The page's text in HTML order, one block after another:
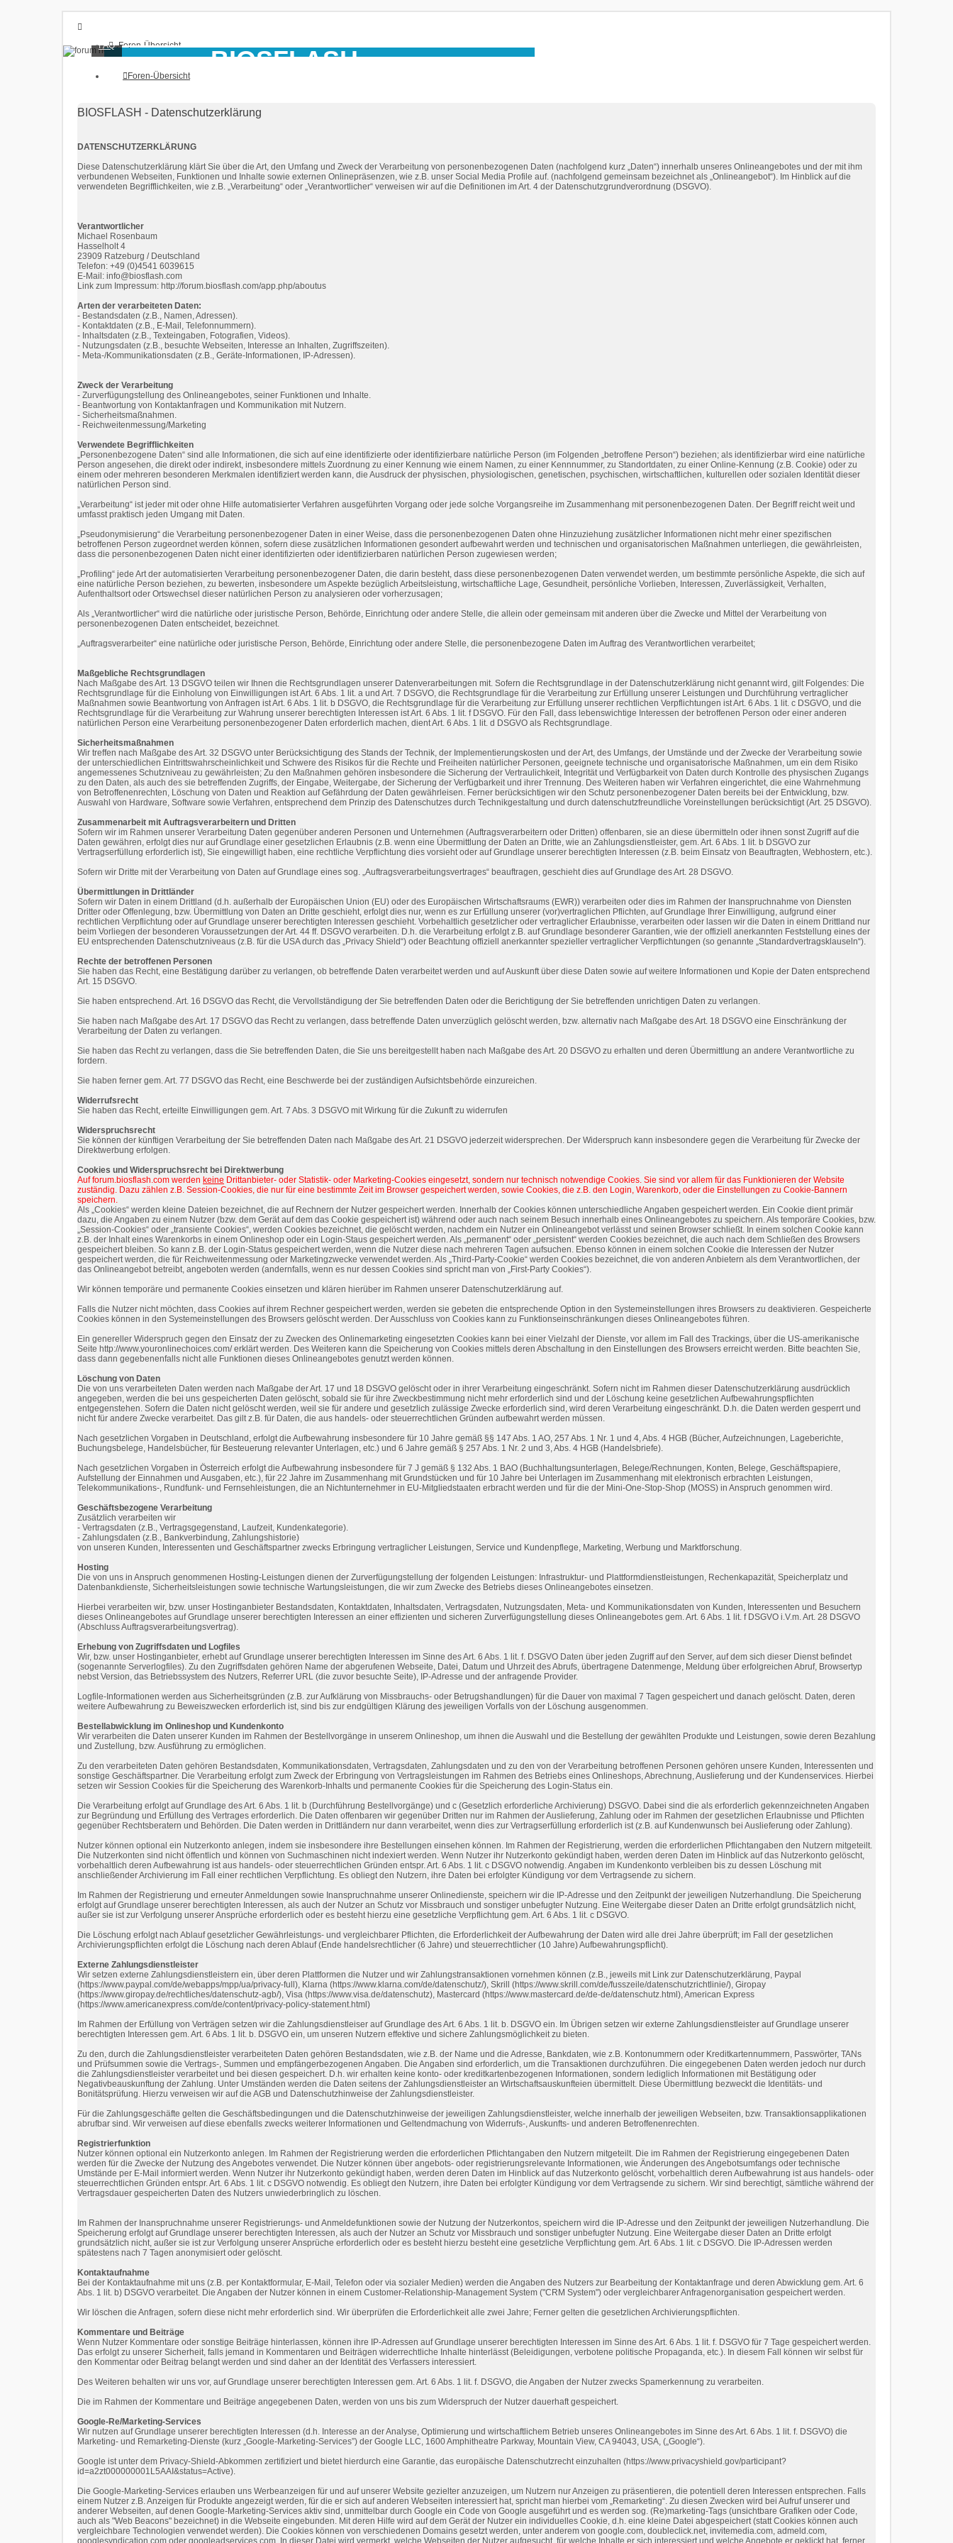
Foren-Übersicht
FAQ
Anmelden
BIOSFLASH
FAQ
Foren-Übersicht
BIOSFLASH - Datenschutzerklärung
DATENSCHUTZERKLÄRUNG
Diese Datenschutzerklärung klärt Sie über die Art, den Umfang und Zweck der Verarbeitung von personenbezogenen Daten (nachfolgend kurz „Daten“) innerhalb unseres Onlineangebotes und der mit ihm
verbundenen Webseiten, Funktionen und Inhalte sowie externen Onlinepräsenzen, wie z.B. unser Social Media Profile auf. (nachfolgend gemeinsam bezeichnet als „Onlineangebot“). Im Hinblick auf die
verwendeten Begrifflichkeiten, wie z.B. „Verarbeitung“ oder „Verantwortlicher“ verweisen wir auf die Definitionen im Art. 4 der Datenschutzgrundverordnung (DSGVO).
Verantwortlicher
Michael Rosenbaum
Hasselholt 4
23909 Ratzeburg / Deutschland
Telefon: +49 (0)4541 6039615
E-Mail: info@biosflash.com
Link zum Impressum: http://forum.biosflash.com/app.php/aboutus
Arten der verarbeiteten Daten:
- Bestandsdaten (z.B., Namen, Adressen).
- Kontaktdaten (z.B., E-Mail, Telefonnummern).
- Inhaltsdaten (z.B., Texteingaben, Fotografien, Videos).
- Nutzungsdaten (z.B., besuchte Webseiten, Interesse an Inhalten, Zugriffszeiten).
- Meta-/Kommunikationsdaten (z.B., Geräte-Informationen, IP-Adressen).
Zweck der Verarbeitung
- Zurverfügungstellung des Onlineangebotes, seiner Funktionen und Inhalte.
- Beantwortung von Kontaktanfragen und Kommunikation mit Nutzern.
- Sicherheitsmaßnahmen.
- Reichweitenmessung/Marketing
Verwendete Begrifflichkeiten
„Personenbezogene Daten“ sind alle Informationen, die sich auf eine identifizierte oder identifizierbare natürliche Person (im Folgenden „betroffene Person“) beziehen; als identifizierbar wird eine natürliche
Person angesehen, die direkt oder indirekt, insbesondere mittels Zuordnung zu einer Kennung wie einem Namen, zu einer Kennnummer, zu Standortdaten, zu einer Online-Kennung (z.B. Cookie) oder zu
einem oder mehreren besonderen Merkmalen identifiziert werden kann, die Ausdruck der physischen, physiologischen, genetischen, psychischen, wirtschaftlichen, kulturellen oder sozialen Identität dieser
natürlichen Person sind.
„Verarbeitung“ ist jeder mit oder ohne Hilfe automatisierter Verfahren ausgeführten Vorgang oder jede solche Vorgangsreihe im Zusammenhang mit personenbezogenen Daten. Der Begriff reicht weit und
umfasst praktisch jeden Umgang mit Daten.
„Pseudonymisierung“ die Verarbeitung personenbezogener Daten in einer Weise, dass die personenbezogenen Daten ohne Hinzuziehung zusätzlicher Informationen nicht mehr einer spezifischen
betroffenen Person zugeordnet werden können, sofern diese zusätzlichen Informationen gesondert aufbewahrt werden und technischen und organisatorischen Maßnahmen unterliegen, die gewährleisten,
dass die personenbezogenen Daten nicht einer identifizierten oder identifizierbaren natürlichen Person zugewiesen werden;
„Profiling“ jede Art der automatisierten Verarbeitung personenbezogener Daten, die darin besteht, dass diese personenbezogenen Daten verwendet werden, um bestimmte persönliche Aspekte, die sich auf
eine natürliche Person beziehen, zu bewerten, insbesondere um Aspekte bezüglich Arbeitsleistung, wirtschaftliche Lage, Gesundheit, persönliche Vorlieben, Interessen, Zuverlässigkeit, Verhalten,
Aufenthaltsort oder Ortswechsel dieser natürlichen Person zu analysieren oder vorherzusagen;
Als „Verantwortlicher“ wird die natürliche oder juristische Person, Behörde, Einrichtung oder andere Stelle, die allein oder gemeinsam mit anderen über die Zwecke und Mittel der Verarbeitung von
personenbezogenen Daten entscheidet, bezeichnet.
„Auftragsverarbeiter“ eine natürliche oder juristische Person, Behörde, Einrichtung oder andere Stelle, die personenbezogene Daten im Auftrag des Verantwortlichen verarbeitet;
Maßgebliche Rechtsgrundlagen
Nach Maßgabe des Art. 13 DSGVO teilen wir Ihnen die Rechtsgrundlagen unserer Datenverarbeitungen mit. Sofern die Rechtsgrundlage in der Datenschutzerklärung nicht genannt wird, gilt Folgendes: Die
Rechtsgrundlage für die Einholung von Einwilligungen ist Art. 6 Abs. 1 lit. a und Art. 7 DSGVO, die Rechtsgrundlage für die Verarbeitung zur Erfüllung unserer Leistungen und Durchführung vertraglicher
Maßnahmen sowie Beantwortung von Anfragen ist Art. 6 Abs. 1 lit. b DSGVO, die Rechtsgrundlage für die Verarbeitung zur Erfüllung unserer rechtlichen Verpflichtungen ist Art. 6 Abs. 1 lit. c DSGVO, und die
Rechtsgrundlage für die Verarbeitung zur Wahrung unserer berechtigten Interessen ist Art. 6 Abs. 1 lit. f DSGVO. Für den Fall, dass lebenswichtige Interessen der betroffenen Person oder einer anderen
natürlichen Person eine Verarbeitung personenbezogener Daten erforderlich machen, dient Art. 6 Abs. 1 lit. d DSGVO als Rechtsgrundlage.
Sicherheitsmaßnahmen
Wir treffen nach Maßgabe des Art. 32 DSGVO unter Berücksichtigung des Stands der Technik, der Implementierungskosten und der Art, des Umfangs, der Umstände und der Zwecke der Verarbeitung sowie
der unterschiedlichen Eintrittswahrscheinlichkeit und Schwere des Risikos für die Rechte und Freiheiten natürlicher Personen, geeignete technische und organisatorische Maßnahmen, um ein dem Risiko
angemessenes Schutzniveau zu gewährleisten; Zu den Maßnahmen gehören insbesondere die Sicherung der Vertraulichkeit, Integrität und Verfügbarkeit von Daten durch Kontrolle des physischen Zugangs
zu den Daten, als auch des sie betreffenden Zugriffs, der Eingabe, Weitergabe, der Sicherung der Verfügbarkeit und ihrer Trennung. Des Weiteren haben wir Verfahren eingerichtet, die eine Wahrnehmung
von Betroffenenrechten, Löschung von Daten und Reaktion auf Gefährdung der Daten gewährleisen. Ferner berücksichtigen wir den Schutz personenbezogener Daten bereits bei der Entwicklung, bzw.
Auswahl von Hardware, Software sowie Verfahren, entsprechend dem Prinzip des Datenschutzes durch Technikgestaltung und durch datenschutzfreundliche Voreinstellungen berücksichtigt (Art. 25 DSGVO).
Zusammenarbeit mit Auftragsverarbeitern und Dritten
Sofern wir im Rahmen unserer Verarbeitung Daten gegenüber anderen Personen und Unternehmen (Auftragsverarbeitern oder Dritten) offenbaren, sie an diese übermitteln oder ihnen sonst Zugriff auf die
Daten gewähren, erfolgt dies nur auf Grundlage einer gesetzlichen Erlaubnis (z.B. wenn eine Übermittlung der Daten an Dritte, wie an Zahlungsdienstleister, gem. Art. 6 Abs. 1 lit. b DSGVO zur
Vertragserfüllung erforderlich ist), Sie eingewilligt haben, eine rechtliche Verpflichtung dies vorsieht oder auf Grundlage unserer berechtigten Interessen (z.B. beim Einsatz von Beauftragten, Webhostern, etc.).
Sofern wir Dritte mit der Verarbeitung von Daten auf Grundlage eines sog. „Auftragsverarbeitungsvertrages“ beauftragen, geschieht dies auf Grundlage des Art. 28 DSGVO.
Übermittlungen in Drittländer
Sofern wir Daten in einem Drittland (d.h. außerhalb der Europäischen Union (EU) oder des Europäischen Wirtschaftsraums (EWR)) verarbeiten oder dies im Rahmen der Inanspruchnahme von Diensten
Dritter oder Offenlegung, bzw. Übermittlung von Daten an Dritte geschieht, erfolgt dies nur, wenn es zur Erfüllung unserer (vor)vertraglichen Pflichten, auf Grundlage Ihrer Einwilligung, aufgrund einer
rechtlichen Verpflichtung oder auf Grundlage unserer berechtigten Interessen geschieht. Vorbehaltlich gesetzlicher oder vertraglicher Erlaubnisse, verarbeiten oder lassen wir die Daten in einem Drittland nur
beim Vorliegen der besonderen Voraussetzungen der Art. 44 ff. DSGVO verarbeiten. D.h. die Verarbeitung erfolgt z.B. auf Grundlage besonderer Garantien, wie der offiziell anerkannten Feststellung eines der
EU entsprechenden Datenschutzniveaus (z.B. für die USA durch das „Privacy Shield“) oder Beachtung offiziell anerkannter spezieller vertraglicher Verpflichtungen (so genannte „Standardvertragsklauseln“).
Rechte der betroffenen Personen
Sie haben das Recht, eine Bestätigung darüber zu verlangen, ob betreffende Daten verarbeitet werden und auf Auskunft über diese Daten sowie auf weitere Informationen und Kopie der Daten entsprechend
Art. 15 DSGVO.
Sie haben entsprechend. Art. 16 DSGVO das Recht, die Vervollständigung der Sie betreffenden Daten oder die Berichtigung der Sie betreffenden unrichtigen Daten zu verlangen.
Sie haben nach Maßgabe des Art. 17 DSGVO das Recht zu verlangen, dass betreffende Daten unverzüglich gelöscht werden, bzw. alternativ nach Maßgabe des Art. 18 DSGVO eine Einschränkung der
Verarbeitung der Daten zu verlangen.
Sie haben das Recht zu verlangen, dass die Sie betreffenden Daten, die Sie uns bereitgestellt haben nach Maßgabe des Art. 20 DSGVO zu erhalten und deren Übermittlung an andere Verantwortliche zu
fordern.
Sie haben ferner gem. Art. 77 DSGVO das Recht, eine Beschwerde bei der zuständigen Aufsichtsbehörde einzureichen.
Widerrufsrecht
Sie haben das Recht, erteilte Einwilligungen gem. Art. 7 Abs. 3 DSGVO mit Wirkung für die Zukunft zu widerrufen
Widerspruchsrecht
Sie können der künftigen Verarbeitung der Sie betreffenden Daten nach Maßgabe des Art. 21 DSGVO jederzeit widersprechen. Der Widerspruch kann insbesondere gegen die Verarbeitung für Zwecke der
Direktwerbung erfolgen.
Cookies und Widerspruchsrecht bei Direktwerbung
Auf forum.biosflash.com werden keine Drittanbieter- oder Statistik- oder Marketing-Cookies eingesetzt, sondern nur technisch notwendige Cookies. Sie sind vor allem für das Funktionieren der Website
zuständig. Dazu zählen z.B. Session-Cookies, die nur für eine bestimmte Zeit im Browser gespeichert werden, sowie Cookies, die z.B. den Login, Warenkorb, oder die Einstellungen zu Cookie-Bannern
speichern.
Als „Cookies“ werden kleine Dateien bezeichnet, die auf Rechnern der Nutzer gespeichert werden. Innerhalb der Cookies können unterschiedliche Angaben gespeichert werden. Ein Cookie dient primär
dazu, die Angaben zu einem Nutzer (bzw. dem Gerät auf dem das Cookie gespeichert ist) während oder auch nach seinem Besuch innerhalb eines Onlineangebotes zu speichern. Als temporäre Cookies, bzw.
„Session-Cookies“ oder „transiente Cookies“, werden Cookies bezeichnet, die gelöscht werden, nachdem ein Nutzer ein Onlineangebot verlässt und seinen Browser schließt. In einem solchen Cookie kann
z.B. der Inhalt eines Warenkorbs in einem Onlineshop oder ein Login-Staus gespeichert werden. Als „permanent“ oder „persistent“ werden Cookies bezeichnet, die auch nach dem Schließen des Browsers
gespeichert bleiben. So kann z.B. der Login-Status gespeichert werden, wenn die Nutzer diese nach mehreren Tagen aufsuchen. Ebenso können in einem solchen Cookie die Interessen der Nutzer
gespeichert werden, die für Reichweitenmessung oder Marketingzwecke verwendet werden. Als „Third-Party-Cookie“ werden Cookies bezeichnet, die von anderen Anbietern als dem Verantwortlichen, der
das Onlineangebot betreibt, angeboten werden (andernfalls, wenn es nur dessen Cookies sind spricht man von „First-Party Cookies“).
Wir können temporäre und permanente Cookies einsetzen und klären hierüber im Rahmen unserer Datenschutzerklärung auf.
Falls die Nutzer nicht möchten, dass Cookies auf ihrem Rechner gespeichert werden, werden sie gebeten die entsprechende Option in den Systemeinstellungen ihres Browsers zu deaktivieren. Gespeicherte
Cookies können in den Systemeinstellungen des Browsers gelöscht werden. Der Ausschluss von Cookies kann zu Funktionseinschränkungen dieses Onlineangebotes führen.
Ein genereller Widerspruch gegen den Einsatz der zu Zwecken des Onlinemarketing eingesetzten Cookies kann bei einer Vielzahl der Dienste, vor allem im Fall des Trackings, über die US-amerikanische
Seite http://www.youronlinechoices.com/ erklärt werden. Des Weiteren kann die Speicherung von Cookies mittels deren Abschaltung in den Einstellungen des Browsers erreicht werden. Bitte beachten Sie,
dass dann gegebenenfalls nicht alle Funktionen dieses Onlineangebotes genutzt werden können.
Löschung von Daten
Die von uns verarbeiteten Daten werden nach Maßgabe der Art. 17 und 18 DSGVO gelöscht oder in ihrer Verarbeitung eingeschränkt. Sofern nicht im Rahmen dieser Datenschutzerklärung ausdrücklich
angegeben, werden die bei uns gespeicherten Daten gelöscht, sobald sie für ihre Zweckbestimmung nicht mehr erforderlich sind und der Löschung keine gesetzlichen Aufbewahrungspflichten
entgegenstehen. Sofern die Daten nicht gelöscht werden, weil sie für andere und gesetzlich zulässige Zwecke erforderlich sind, wird deren Verarbeitung eingeschränkt. D.h. die Daten werden gesperrt und
nicht für andere Zwecke verarbeitet. Das gilt z.B. für Daten, die aus handels- oder steuerrechtlichen Gründen aufbewahrt werden müssen.
Nach gesetzlichen Vorgaben in Deutschland, erfolgt die Aufbewahrung insbesondere für 10 Jahre gemäß §§ 147 Abs. 1 AO, 257 Abs. 1 Nr. 1 und 4, Abs. 4 HGB (Bücher, Aufzeichnungen, Lageberichte,
Buchungsbelege, Handelsbücher, für Besteuerung relevanter Unterlagen, etc.) und 6 Jahre gemäß § 257 Abs. 1 Nr. 2 und 3, Abs. 4 HGB (Handelsbriefe).
Nach gesetzlichen Vorgaben in Österreich erfolgt die Aufbewahrung insbesondere für 7 J gemäß § 132 Abs. 1 BAO (Buchhaltungsunterlagen, Belege/Rechnungen, Konten, Belege, Geschäftspapiere,
Aufstellung der Einnahmen und Ausgaben, etc.), für 22 Jahre im Zusammenhang mit Grundstücken und für 10 Jahre bei Unterlagen im Zusammenhang mit elektronisch erbrachten Leistungen,
Telekommunikations-, Rundfunk- und Fernsehleistungen, die an Nichtunternehmer in EU-Mitgliedstaaten erbracht werden und für die der Mini-One-Stop-Shop (MOSS) in Anspruch genommen wird.
Geschäftsbezogene Verarbeitung
Zusätzlich verarbeiten wir
- Vertragsdaten (z.B., Vertragsgegenstand, Laufzeit, Kundenkategorie).
- Zahlungsdaten (z.B., Bankverbindung, Zahlungshistorie)
von unseren Kunden, Interessenten und Geschäftspartner zwecks Erbringung vertraglicher Leistungen, Service und Kundenpflege, Marketing, Werbung und Marktforschung.
Hosting
Die von uns in Anspruch genommenen Hosting-Leistungen dienen der Zurverfügungstellung der folgenden Leistungen: Infrastruktur- und Plattformdienstleistungen, Rechenkapazität, Speicherplatz und
Datenbankdienste, Sicherheitsleistungen sowie technische Wartungsleistungen, die wir zum Zwecke des Betriebs dieses Onlineangebotes einsetzen.
Hierbei verarbeiten wir, bzw. unser Hostinganbieter Bestandsdaten, Kontaktdaten, Inhaltsdaten, Vertragsdaten, Nutzungsdaten, Meta- und Kommunikationsdaten von Kunden, Interessenten und Besuchern
dieses Onlineangebotes auf Grundlage unserer berechtigten Interessen an einer effizienten und sicheren Zurverfügungstellung dieses Onlineangebotes gem. Art. 6 Abs. 1 lit. f DSGVO i.V.m. Art. 28 DSGVO
(Abschluss Auftragsverarbeitungsvertrag).
Erhebung von Zugriffsdaten und Logfiles
Wir, bzw. unser Hostinganbieter, erhebt auf Grundlage unserer berechtigten Interessen im Sinne des Art. 6 Abs. 1 lit. f. DSGVO Daten über jeden Zugriff auf den Server, auf dem sich dieser Dienst befindet
(sogenannte Serverlogfiles). Zu den Zugriffsdaten gehören Name der abgerufenen Webseite, Datei, Datum und Uhrzeit des Abrufs, übertragene Datenmenge, Meldung über erfolgreichen Abruf, Browsertyp
nebst Version, das Betriebssystem des Nutzers, Referrer URL (die zuvor besuchte Seite), IP-Adresse und der anfragende Provider.
Logfile-Informationen werden aus Sicherheitsgründen (z.B. zur Aufklärung von Missbrauchs- oder Betrugshandlungen) für die Dauer von maximal 7 Tagen gespeichert und danach gelöscht. Daten, deren
weitere Aufbewahrung zu Beweiszwecken erforderlich ist, sind bis zur endgültigen Klärung des jeweiligen Vorfalls von der Löschung ausgenommen.
Bestellabwicklung im Onlineshop und Kundenkonto
Wir verarbeiten die Daten unserer Kunden im Rahmen der Bestellvorgänge in unserem Onlineshop, um ihnen die Auswahl und die Bestellung der gewählten Produkte und Leistungen, sowie deren Bezahlung
und Zustellung, bzw. Ausführung zu ermöglichen.
Zu den verarbeiteten Daten gehören Bestandsdaten, Kommunikationsdaten, Vertragsdaten, Zahlungsdaten und zu den von der Verarbeitung betroffenen Personen gehören unsere Kunden, Interessenten und
sonstige Geschäftspartner. Die Verarbeitung erfolgt zum Zweck der Erbringung von Vertragsleistungen im Rahmen des Betriebs eines Onlineshops, Abrechnung, Auslieferung und der Kundenservices. Hierbei
setzen wir Session Cookies für die Speicherung des Warenkorb-Inhalts und permanente Cookies für die Speicherung des Login-Status ein.
Die Verarbeitung erfolgt auf Grundlage des Art. 6 Abs. 1 lit. b (Durchführung Bestellvorgänge) und c (Gesetzlich erforderliche Archivierung) DSGVO. Dabei sind die als erforderlich gekennzeichneten Angaben
zur Begründung und Erfüllung des Vertrages erforderlich. Die Daten offenbaren wir gegenüber Dritten nur im Rahmen der Auslieferung, Zahlung oder im Rahmen der gesetzlichen Erlaubnisse und Pflichten
gegenüber Rechtsberatern und Behörden. Die Daten werden in Drittländern nur dann verarbeitet, wenn dies zur Vertragserfüllung erforderlich ist (z.B. auf Kundenwunsch bei Auslieferung oder Zahlung).
Nutzer können optional ein Nutzerkonto anlegen, indem sie insbesondere ihre Bestellungen einsehen können. Im Rahmen der Registrierung, werden die erforderlichen Pflichtangaben den Nutzern mitgeteilt.
Die Nutzerkonten sind nicht öffentlich und können von Suchmaschinen nicht indexiert werden. Wenn Nutzer ihr Nutzerkonto gekündigt haben, werden deren Daten im Hinblick auf das Nutzerkonto gelöscht,
vorbehaltlich deren Aufbewahrung ist aus handels- oder steuerrechtlichen Gründen entspr. Art. 6 Abs. 1 lit. c DSGVO notwendig. Angaben im Kundenkonto verbleiben bis zu dessen Löschung mit
anschließender Archivierung im Fall einer rechtlichen Verpflichtung. Es obliegt den Nutzern, ihre Daten bei erfolgter Kündigung vor dem Vertragsende zu sichern.
Im Rahmen der Registrierung und erneuter Anmeldungen sowie Inanspruchnahme unserer Onlinedienste, speichern wir die IP-Adresse und den Zeitpunkt der jeweiligen Nutzerhandlung. Die Speicherung
erfolgt auf Grundlage unserer berechtigten Interessen, als auch der Nutzer an Schutz vor Missbrauch und sonstiger unbefugter Nutzung. Eine Weitergabe dieser Daten an Dritte erfolgt grundsätzlich nicht,
außer sie ist zur Verfolgung unserer Ansprüche erforderlich oder es besteht hierzu eine gesetzliche Verpflichtung gem. Art. 6 Abs. 1 lit. c DSGVO.
Die Löschung erfolgt nach Ablauf gesetzlicher Gewährleistungs- und vergleichbarer Pflichten, die Erforderlichkeit der Aufbewahrung der Daten wird alle drei Jahre überprüft; im Fall der gesetzlichen
Archivierungspflichten erfolgt die Löschung nach deren Ablauf (Ende handelsrechtlicher (6 Jahre) und steuerrechtlicher (10 Jahre) Aufbewahrungspflicht).
Externe Zahlungsdienstleister
Wir setzen externe Zahlungsdienstleistern ein, über deren Plattformen die Nutzer und wir Zahlungstransaktionen vornehmen können (z.B., jeweils mit Link zur Datenschutzerklärung, Paypal
(https://www.paypal.com/de/webapps/mpp/ua/privacy-full), Klarna (https://www.klarna.com/de/datenschutz/), Skrill (https://www.skrill.com/de/fusszeile/datenschutzrichtlinie/), Giropay
(https://www.giropay.de/rechtliches/datenschutz-agb/), Visa (https://www.visa.de/datenschutz), Mastercard (https://www.mastercard.de/de-de/datenschutz.html), American Express
(https://www.americanexpress.com/de/content/privacy-policy-statement.html)
Im Rahmen der Erfüllung von Verträgen setzen wir die Zahlungsdienstleiser auf Grundlage des Art. 6 Abs. 1 lit. b. DSGVO ein. Im Übrigen setzen wir externe Zahlungsdienstleister auf Grundlage unserer
berechtigten Interessen gem. Art. 6 Abs. 1 lit. b. DSGVO ein, um unseren Nutzern effektive und sichere Zahlungsmöglichkeit zu bieten.
Zu den, durch die Zahlungsdienstleister verarbeiteten Daten gehören Bestandsdaten, wie z.B. der Name und die Adresse, Bankdaten, wie z.B. Kontonummern oder Kreditkartennummern, Passwörter, TANs
und Prüfsummen sowie die Vertrags-, Summen und empfängerbezogenen Angaben. Die Angaben sind erforderlich, um die Transaktionen durchzuführen. Die eingegebenen Daten werden jedoch nur durch
die Zahlungsdienstleister verarbeitet und bei diesen gespeichert. D.h. wir erhalten keine konto- oder kreditkartenbezogenen Informationen, sondern lediglich Informationen mit Bestätigung oder
Negativbeauskunftung der Zahlung. Unter Umständen werden die Daten seitens der Zahlungsdienstleister an Wirtschaftsauskunfteien übermittelt. Diese Übermittlung bezweckt die Identitäts- und
Bonitätsprüfung. Hierzu verweisen wir auf die AGB und Datenschutzhinweise der Zahlungsdienstleister.
Für die Zahlungsgeschäfte gelten die Geschäftsbedingungen und die Datenschutzhinweise der jeweiligen Zahlungsdienstleister, welche innerhalb der jeweiligen Webseiten, bzw. Transaktionsapplikationen
abrufbar sind. Wir verweisen auf diese ebenfalls zwecks weiterer Informationen und Geltendmachung von Widerrufs-, Auskunfts- und anderen Betroffenenrechten.
Registrierfunktion
Nutzer können optional ein Nutzerkonto anlegen. Im Rahmen der Registrierung werden die erforderlichen Pflichtangaben den Nutzern mitgeteilt. Die im Rahmen der Registrierung eingegebenen Daten
werden für die Zwecke der Nutzung des Angebotes verwendet. Die Nutzer können über angebots- oder registrierungsrelevante Informationen, wie Änderungen des Angebotsumfangs oder technische
Umstände per E-Mail informiert werden. Wenn Nutzer ihr Nutzerkonto gekündigt haben, werden deren Daten im Hinblick auf das Nutzerkonto gelöscht, vorbehaltlich deren Aufbewahrung ist aus handels- oder
steuerrechtlichen Gründen entspr. Art. 6 Abs. 1 lit. c DSGVO notwendig. Es obliegt den Nutzern, ihre Daten bei erfolgter Kündigung vor dem Vertragsende zu sichern. Wir sind berechtigt, sämtliche während der
Vertragsdauer gespeicherten Daten des Nutzers unwiederbringlich zu löschen.
Im Rahmen der Inanspruchnahme unserer Registrierungs- und Anmeldefunktionen sowie der Nutzung der Nutzerkontos, speichern wird die IP-Adresse und den Zeitpunkt der jeweiligen Nutzerhandlung. Die
Speicherung erfolgt auf Grundlage unserer berechtigten Interessen, als auch der Nutzer an Schutz vor Missbrauch und sonstiger unbefugter Nutzung. Eine Weitergabe dieser Daten an Dritte erfolgt
grundsätzlich nicht, außer sie ist zur Verfolgung unserer Ansprüche erforderlich oder es besteht hierzu besteht eine gesetzliche Verpflichtung gem. Art. 6 Abs. 1 lit. c DSGVO. Die IP-Adressen werden
spätestens nach 7 Tagen anonymisiert oder gelöscht.
Kontaktaufnahme
Bei der Kontaktaufnahme mit uns (z.B. per Kontaktformular, E-Mail, Telefon oder via sozialer Medien) werden die Angaben des Nutzers zur Bearbeitung der Kontaktanfrage und deren Abwicklung gem. Art. 6
Abs. 1 lit. b) DSGVO verarbeitet. Die Angaben der Nutzer können in einem Customer-Relationship-Management System ("CRM System") oder vergleichbarer Anfragenorganisation gespeichert werden.
Wir löschen die Anfragen, sofern diese nicht mehr erforderlich sind. Wir überprüfen die Erforderlichkeit alle zwei Jahre; Ferner gelten die gesetzlichen Archivierungspflichten.
Kommentare und Beiträge
Wenn Nutzer Kommentare oder sonstige Beiträge hinterlassen, können ihre IP-Adressen auf Grundlage unserer berechtigten Interessen im Sinne des Art. 6 Abs. 1 lit. f. DSGVO für 7 Tage gespeichert werden.
Das erfolgt zu unserer Sicherheit, falls jemand in Kommentaren und Beiträgen widerrechtliche Inhalte hinterlässt (Beleidigungen, verbotene politische Propaganda, etc.). In diesem Fall können wir selbst für
den Kommentar oder Beitrag belangt werden und sind daher an der Identität des Verfassers interessiert.
Des Weiteren behalten wir uns vor, auf Grundlage unserer berechtigten Interessen gem. Art. 6 Abs. 1 lit. f. DSGVO, die Angaben der Nutzer zwecks Spamerkennung zu verarbeiten.
Die im Rahmen der Kommentare und Beiträge angegebenen Daten, werden von uns bis zum Widerspruch der Nutzer dauerhaft gespeichert.
Google-Re/Marketing-Services
Wir nutzen auf Grundlage unserer berechtigten Interessen (d.h. Interesse an der Analyse, Optimierung und wirtschaftlichem Betrieb unseres Onlineangebotes im Sinne des Art. 6 Abs. 1 lit. f. DSGVO) die
Marketing- und Remarketing-Dienste (kurz „Google-Marketing-Services”) der Google LLC, 1600 Amphitheatre Parkway, Mountain View, CA 94043, USA, („Google“).
Google ist unter dem Privacy-Shield-Abkommen zertifiziert und bietet hierdurch eine Garantie, das europäische Datenschutzrecht einzuhalten (https://www.privacyshield.gov/participant?
id=a2zt000000001L5AAI&status=Active).
Die Google-Marketing-Services erlauben uns Werbeanzeigen für und auf unserer Website gezielter anzuzeigen, um Nutzern nur Anzeigen zu präsentieren, die potentiell deren Interessen entsprechen. Falls
einem Nutzer z.B. Anzeigen für Produkte angezeigt werden, für die er sich auf anderen Webseiten interessiert hat, spricht man hierbei vom „Remarketing“. Zu diesen Zwecken wird bei Aufruf unserer und
anderer Webseiten, auf denen Google-Marketing-Services aktiv sind, unmittelbar durch Google ein Code von Google ausgeführt und es werden sog. (Re)marketing-Tags (unsichtbare Grafiken oder Code,
auch als "Web Beacons" bezeichnet) in die Webseite eingebunden. Mit deren Hilfe wird auf dem Gerät der Nutzer ein individuelles Cookie, d.h. eine kleine Datei abgespeichert (statt Cookies können auch
vergleichbare Technologien verwendet werden). Die Cookies können von verschiedenen Domains gesetzt werden, unter anderem von google.com, doubleclick.net, invitemedia.com, admeld.com,
googlesyndication.com oder googleadservices.com. In dieser Datei wird vermerkt, welche Webseiten der Nutzer aufgesucht, für welche Inhalte er sich interessiert und welche Angebote er geklickt hat, ferner